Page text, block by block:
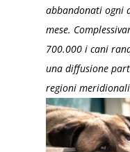
abbandonati ogni
mese.
700.000 i cani
una diffusione
regioni